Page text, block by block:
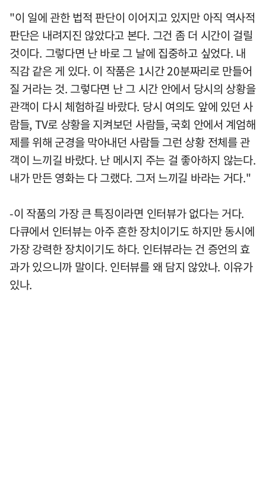
"이 일에 관한 법적 판단이 이어지고 있지만 아직 역사적
판단은 내려지진 않았다고 본다. 그건 좀 더 시간이 걸릴
것이다. 그렇다면 난 바로 그 날에 집중하고 싶었다. 내
직감 같은 게 있다. 이 작품은 1시간 20분짜리로 만들어
질 거라는 것. 그렇다면 난 그 시간 안에서 당시의 상황을
관객이 다시 체험하길 바랐다. 당시 여의도 앞에 있던 사
람들, TV로 상황을 지켜보던 사람들, 국회 안에서 계엄해
제를 위해 군경을 막아내던 사람들 그런 상황 전체를 관
객이 느끼길 바랐다. 난 메시지 주는 걸 좋아하지 않는다.
내가 만든 영화는 다 그랬다. 그저 느끼길 바라는 거다."
-이 작품의 가장 큰 특징이라면 인터뷰가 없다는 거다.
다큐에서 인터뷰는 아주 흔한 장치이기도 하지만 동시에
가장 강력한 장치이기도 하다. 인터뷰라는 건 증언의 효
과가 있으니까 말이다. 인터뷰를 왜 담지 않았나. 이유가
있나.